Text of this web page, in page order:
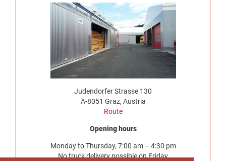
Judendorfer Strasse 130
A-8051 Graz, Austria
Route
Opening hours
Monday to Thursday, 7:00 am – 4:30 pm
No truck delivery possible on Friday